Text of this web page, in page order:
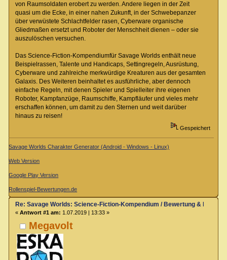
von Raumsoldaten erobert zu werden. Andere liegen in der Zeit
quasi um die Ecke, in einer nahen Zukunft, in der Schwebepanzer
über verwüstete Schlachtfelder rasen, Cyberware organische
Gliedmaßen ersetzt und Roboter der Menschheit dienen – oder sie
auszulöschen versuchen.
Das Science-Fiction-Kompendiumfür Savage Worlds enthält neue
Beispielrassen, Talente und Handicaps, Settingregeln, Ausrüstung,
Cyberware und zahlreiche merkwürdige Kreaturen aus der gesamten
Galaxis. Des Weiteren beinhaltet es ausführliche, aber dennoch
einfache Regeln, mit denen Spieler und Spielleiter ihre eigenen
Roboter, Kampfanzüge, Raumschiffe, Kampfläufer und vieles mehr
erschaffen können, um damit zu den Sternen und weit darüber
hinaus zu reisen!
Gespeichert
Savage Worlds Charakter Generator (Android - Windows - Linux)
Web Version
Google Play Version
Rollenspiel-Bewertungen.de
Megavolt
Re: Savage Worlds: Science-Fiction-Kompendium / Bewertung &
« Antwort #1 am: 1.07.2019 | 13:33 »